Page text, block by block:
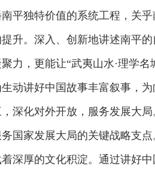
平独特价值的系统工程，关
升。深入、创新地讲述南平
力，更能让“武夷山水·理学
动讲好中国故事丰富叙事，
深化对外开放，服务发展大
国家发展大局的关键战略支
深厚的文化积淀。通过讲好